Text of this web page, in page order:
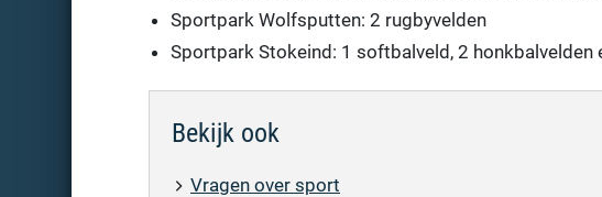
Sportpark Wolfsputten: 2 rugbyvelden
Sportpark Stokeind: 1 softbalveld, 2 honkbalvelden
Bekijk ook
Vragen over sport